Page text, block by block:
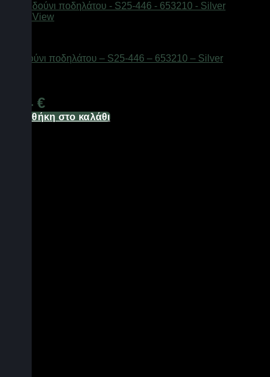
Quick View
Κουδούνι ποδηλάτου – S25-446 – 653210 – Silver
1,24 €
Προσθήκη στο καλάθι